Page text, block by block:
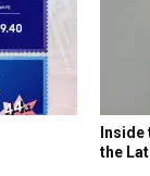
Inside
the